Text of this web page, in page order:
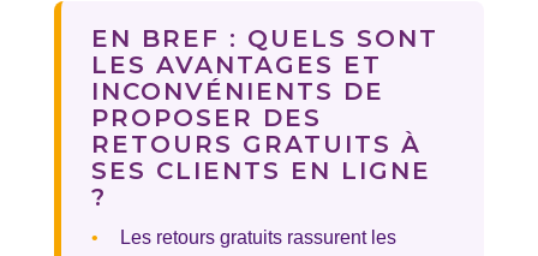
EN BREF : QUELS SONT
LES AVANTAGES ET
INCONVÉNIENTS DE
PROPOSER DES
RETOURS GRATUITS À
SES CLIENTS EN LIGNE
?
•
Les retours gratuits rassurent les